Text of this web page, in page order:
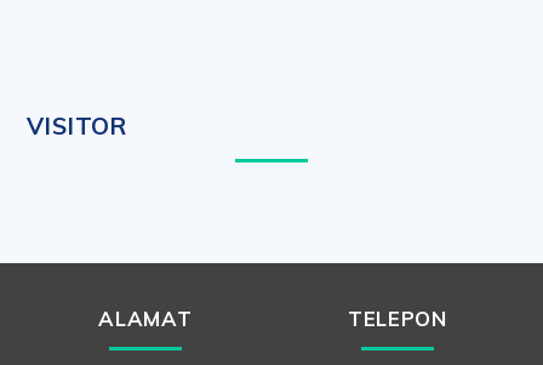
VISITOR
ALAMAT TELEPON